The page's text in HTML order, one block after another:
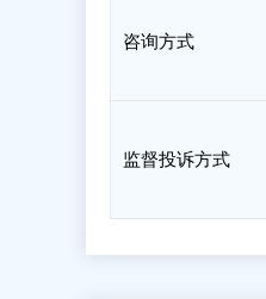
咨询方式
监督投诉方式